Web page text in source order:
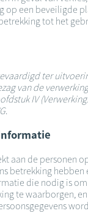
op een beveiligde
tot het
ter
van de
IV
.
aan de personen
betrekking hebben
die nodig is
te waarborgen,